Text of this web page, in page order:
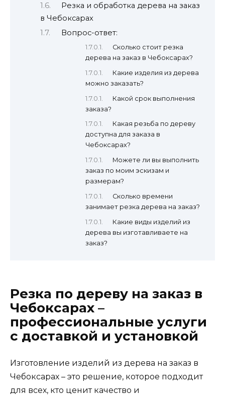
Резка и обработка дерева на заказ
в Чебоксарах
Вопрос-ответ:
Сколько стоит резка
дерева на заказ в Чебоксарах?
Какие изделия из дерева
можно заказать?
Какой срок выполнения
заказа?
Какая резьба по дереву
доступна для заказа в
Чебоксарах?
Можете ли вы выполнить
заказ по моим эскизам и
размерам?
Сколько времени
занимает резка дерева на заказ?
Какие виды изделий из
дерева вы изготавливаете на
заказ?
Резка по дереву на заказ в
Чебоксарах –
профессиональные услуги
с доставкой и установкой
Изготовление изделий из дерева на заказ в
Чебоксарах – это решение, которое подходит
для всех, кто ценит качество и